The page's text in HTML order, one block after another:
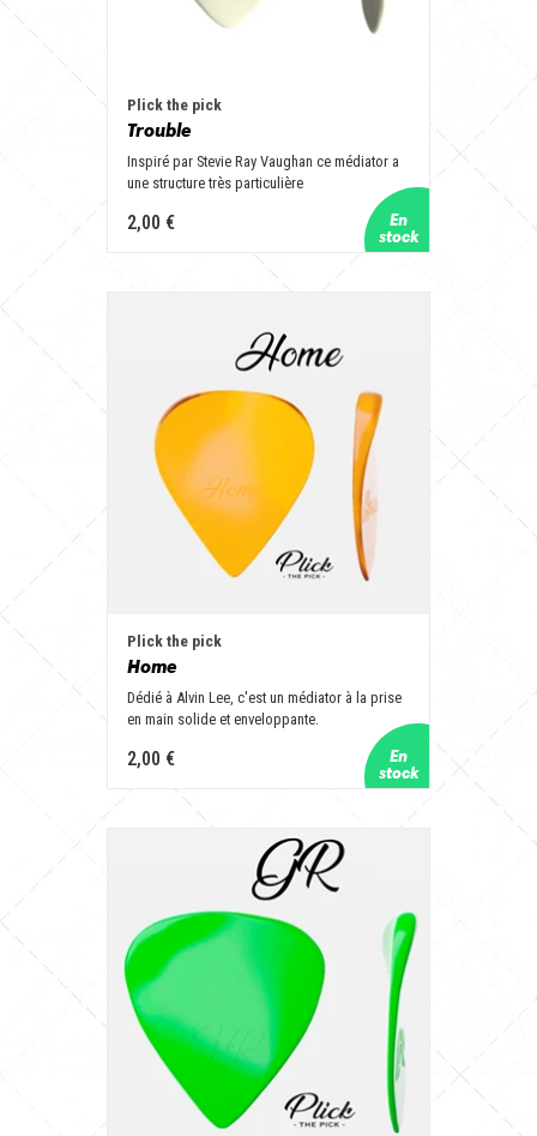
Plick the pick
Trouble
Inspiré par Stevie Ray Vaughan ce médiator a
une structure très particulière
2,00 €
Plick the pick
Home
Dédié à Alvin Lee, c'est un médiator à la prise
en main solide et enveloppante.
2,00 €